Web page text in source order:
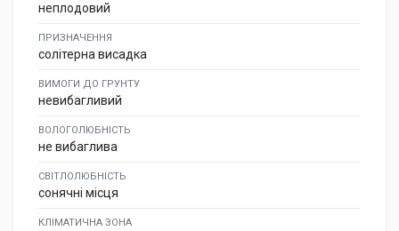
неплодовий
ПРИЗНАЧЕННЯ
солітерна висадка
ВИМОГИ ДО ГРУНТУ
невибагливий
ВОЛОГОЛЮБНІСТЬ
не вибаглива
СВІТЛОЛЮБНІСТЬ
сонячні місця
КЛІМАТИЧНА ЗОНА